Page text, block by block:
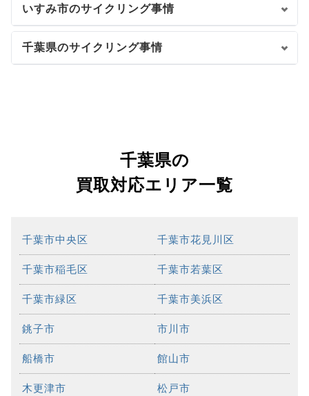
いすみ市のサイクリング事情
千葉県のサイクリング事情
千葉県の
買取対応エリア一覧
千葉市中央区 千葉市花見川区
千葉市稲毛区 千葉市若葉区
千葉市緑区 千葉市美浜区
銚子市 市川市
船橋市 館山市
木更津市 松戸市